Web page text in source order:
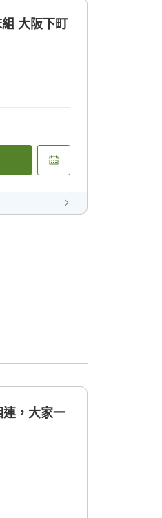
大阪下町
，大家一